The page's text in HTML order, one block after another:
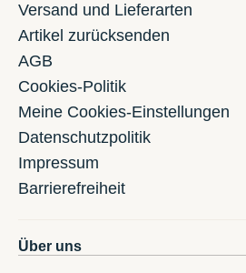
Versand und Lieferarten
Artikel zurücksenden
AGB
Cookies-Politik
Meine Cookies-Einstellungen
Datenschutzpolitik
Impressum
Barrierefreiheit
Über uns